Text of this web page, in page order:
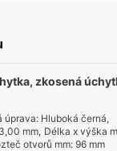
zkosená
úprava: Hluboká černá,
mm, Délka x výška
otvorů mm: 96 mm